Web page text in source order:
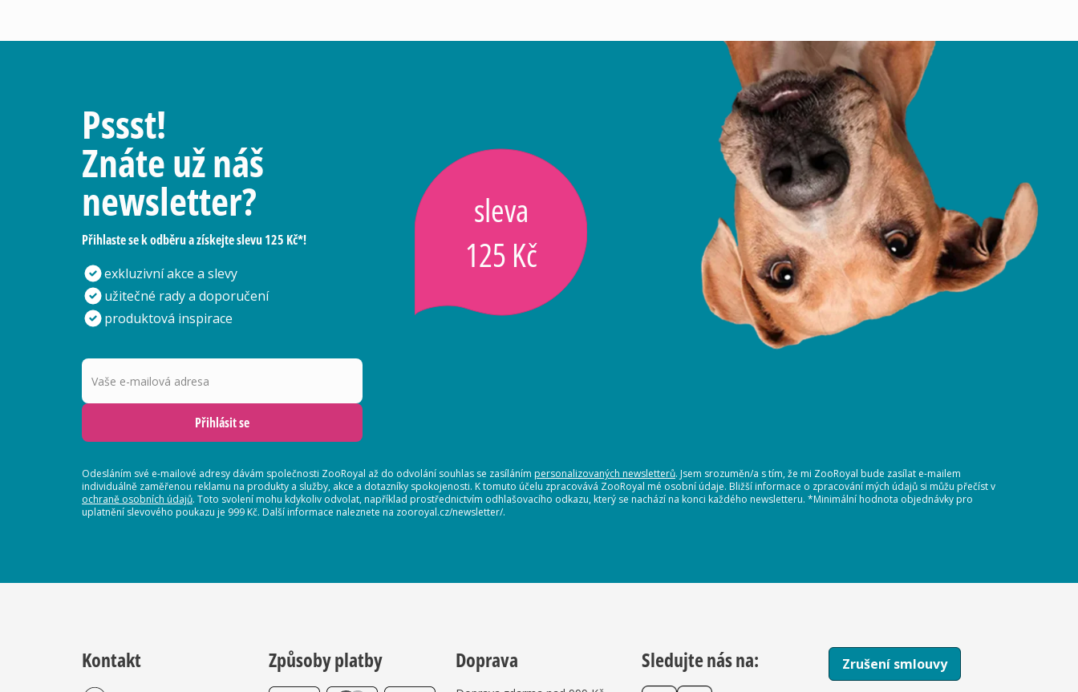
Pssst!
Znáte už náš
newsletter?
Přihlaste se k odběru a získejte slevu 125 Kč*!
exkluzivní akce a slevy
užitečné rady a doporučení
produktová inspirace
sleva
125 Kč
Vaše e-mailová adresa
Přihlásit se
Odesláním své e-mailové adresy dávám společnosti ZooRoyal až do odvolání souhlas se zasíláním personalizovaných newsletterů. Jsem srozuměn/a s tím, že mi ZooRoyal bude zasílat e-mailem
individuálně zaměřenou reklamu na produkty a služby, akce a dotazníky spokojenosti. K tomuto účelu zpracovává ZooRoyal mé osobní údaje. Bližší informace o zpracování mých údajů si můžu přečíst v
ochraně osobních údajů. Toto svolení mohu kdykoliv odvolat, například prostřednictvím odhlašovacího odkazu, který se nachází na konci každého newsletteru. *Minimální hodnota objednávky pro
uplatnění slevového poukazu je 999 Kč. Další informace naleznete na zooroyal.cz/newsletter/.
Kontakt Způsoby platby Doprava Sledujte nás na: Zrušení smlouvy